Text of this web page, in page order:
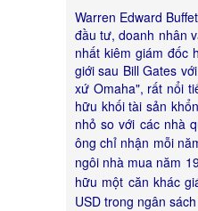
Warren Edward
đầu tư, doanh nhân
nhất kiêm giám đốc
giới sau Bill Gates
xứ Omaha", rất nổi
hữu khối tài sản
nhỏ so với các nhà
ông chỉ nhận mỗi
ngôi nhà mua năm
hữu một căn khác
USD trong ngân